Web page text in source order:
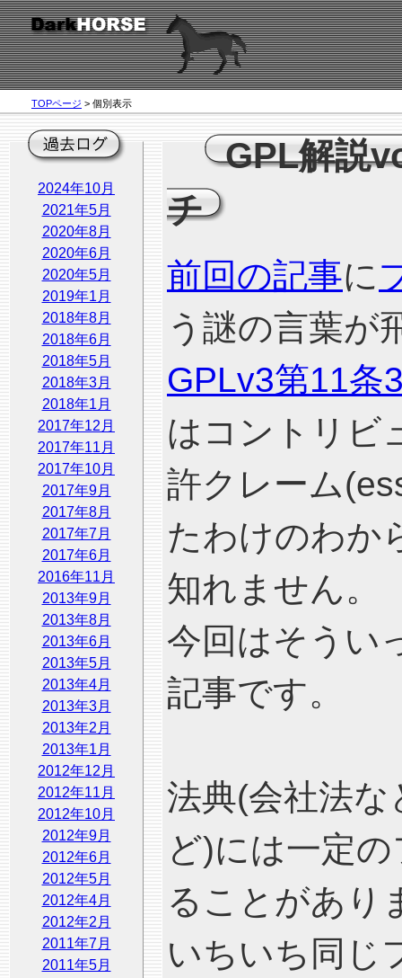
TOPページ > 個別表示
2024年10月
2021年5月
2020年8月
2020年6月
2020年5月
2019年1月
2018年8月
2018年6月
2018年5月
2018年3月
2018年1月
2017年12月
2017年11月
2017年10月
2017年9月
2017年8月
2017年7月
2017年6月
2016年11月
2013年9月
2013年8月
2013年6月
2013年5月
2013年4月
2013年3月
2013年2月
2013年1月
2012年12月
2012年11月
2012年10月
2012年9月
2012年6月
2012年5月
2012年4月
2012年2月
2011年7月
2011年5月
GPL解説
チ
前回の記事に
う謎の言葉が
GPLv3第11条
はコントリビ
許クレーム
たわけのわか
知れません。
今回はそうい
記事です。
法典(会社法
ど)には一定
ることがあり
いちいち同じ